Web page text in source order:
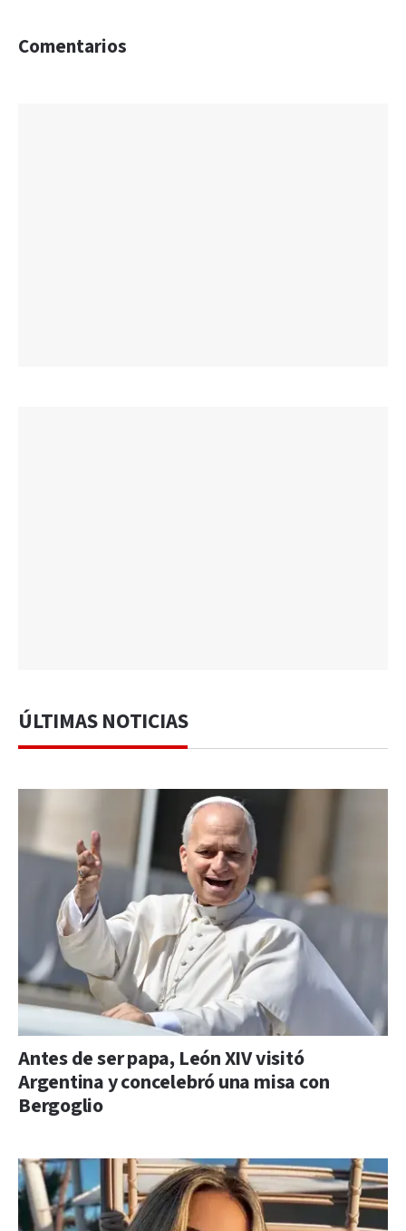
Comentarios
ÚLTIMAS NOTICIAS
Antes de ser papa, León XIV visitó
Argentina y concelebró una misa con
Bergoglio